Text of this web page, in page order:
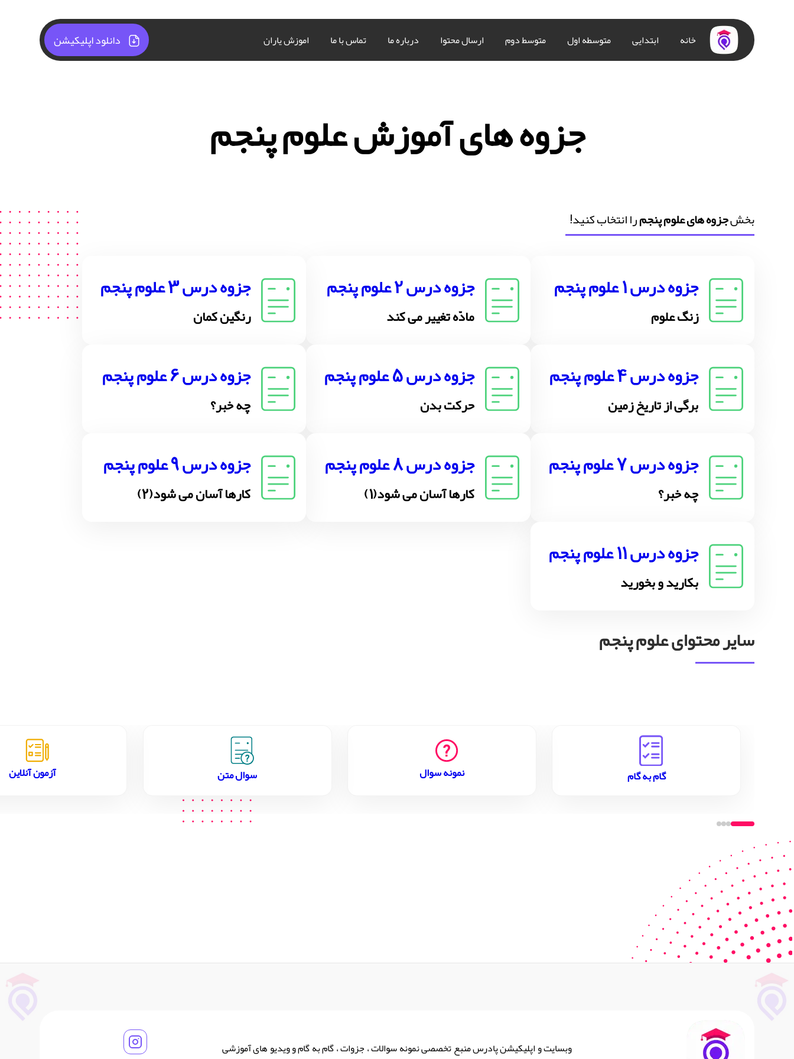
خانه ابتدایی متوسطه اول متوسط دوم ارسال محتوا درباره ما تماس با ما اموزش یاران دانلود اپلیکیشن
جزوه های آموزش علوم پنجم
بخشجزوه های علوم پنجمرا انتخاب کنید!
جزوه درس 1 علوم پنجم
زنگ علوم
جزوه درس 2 علوم پنجم
مادّه تغییر می کند
جزوه درس 3 علوم پنجم
رنگین کمان
جزوه درس 4 علوم پنجم
برگی از تاریخ زمین
جزوه درس 5 علوم پنجم
حرکت بدن
جزوه درس 6 علوم پنجم
چه خبر؟
جزوه درس 7 علوم پنجم
چه خبر؟
جزوه درس 8 علوم پنجم
کارها آسان می شود(1)
جزوه درس 9 علوم پنجم
کارها آسان می شود(2)
جزوه درس 11 علوم پنجم
بکارید و بخورید
سایر محتوای علوم پنجم
گام به گام نمونه سوال سوال متن آزمون آنلاین
وبسایت و اپلیکیشن پادرس منبع تخصصی نمونه سوالات ، جزوات ، گام به گام و ویدیو های آموزشی